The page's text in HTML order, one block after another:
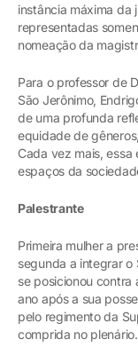
instância máxima da
representadas
nomeação da
Para o professor de
São Jerônimo,
de uma profunda
equidade de
Cada vez mais,
espaços da
Palestrante
Primeira mulher a
segunda a integrar o
se posicionou contra
ano após a sua
pelo regimento da
comprida no